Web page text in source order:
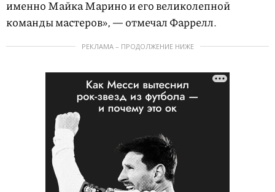
именно Майка Марино и его великолепной
команды мастеров», — отмечал Фаррелл.
РЕКЛАМА – ПРОДОЛЖЕНИЕ НИЖЕ